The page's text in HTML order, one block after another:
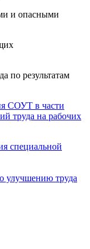
и опасными
по результатам
СОУТ в части
труда на рабочих
специальной
улучшению труда